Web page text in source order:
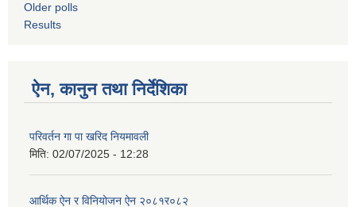
Older polls
Results
ऐन, कानुन तथा निर्देशिका
परिवर्तन गा पा खरिद नियमावली
मिति: 02/07/2025 - 12:28
आर्थिक ऐन र विनियोजन ऐन २०८१र०८२